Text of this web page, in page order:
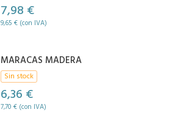
7,98 €
9,65 € (con IVA)
MARACAS MADERA
Sin stock
6,36 €
7,70 € (con IVA)